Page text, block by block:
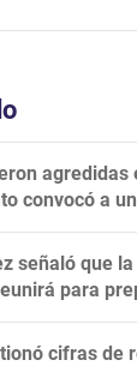
agredidas
convocó a
señaló que
para
cifras de